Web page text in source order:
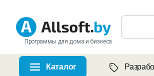
Программы для дома и бизнеса
Каталог